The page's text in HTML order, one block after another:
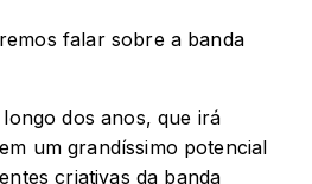
falar sobre a banda
dos anos, que irá
um grandíssimo potencial
criativas da banda